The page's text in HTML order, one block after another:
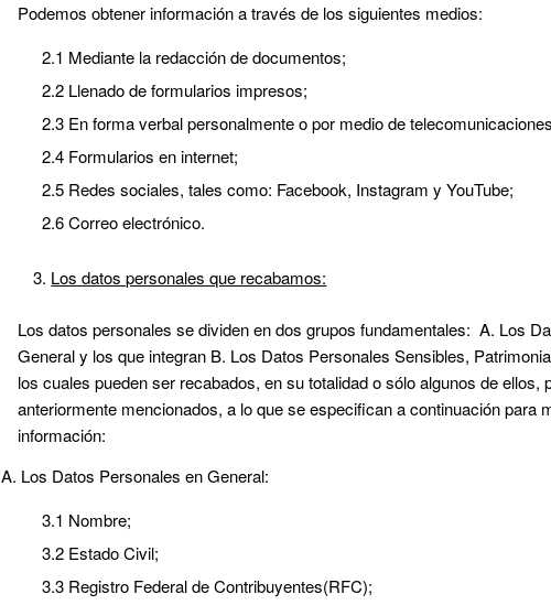
Podemos obtener información a través de los siguientes medios:
2.1 Mediante la redacción de documentos;
2.2 Llenado de formularios impresos;
2.3 En forma verbal personalmente o por medio de
2.4 Formularios en internet;
2.5 Redes sociales, tales como: Facebook, Instagram y YouTube;
2.6 Correo electrónico.
Los datos personales que recabamos:
Los datos personales se dividen en dos grupos fundamentales: A. Los
General y los que integran B. Los Datos Personales Sensibles,
los cuales pueden ser recabados, en su totalidad o sólo algunos de ellos,
anteriormente mencionados, a lo que se especifican a continuación para
información:
A. Los Datos Personales en General:
3.1 Nombre;
3.2 Estado Civil;
3.3 Registro Federal de Contribuyentes(RFC);